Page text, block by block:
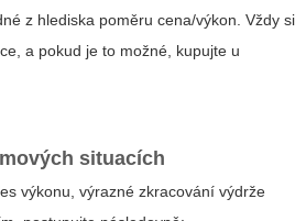
z hlediska poměru cena/výkon. Vždy si
a pokud je to možné, kupujte u
situacích
výkonu, výrazné zkracování výdrže